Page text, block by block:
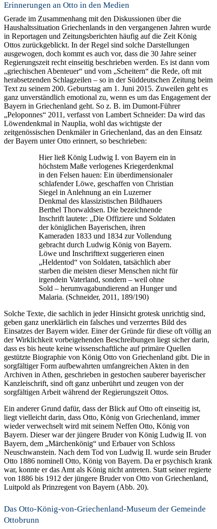
Erinnerungen an Otto in den Medien
Gerade im Zusammenhang mit den Diskussionen über die
Haushaltssituation Griechenlands in den vergangenen Jahren wurde
in Reportagen und Zeitungsberichten häufig auf die Zeit König
Ottos zurückgeblickt. In der Regel sind solche Darstellungen
ausgewogen, doch kommt es auch vor, dass die 30 Jahre seiner
Regierungszeit recht einseitig beschrieben werden. Es ist dann vom
„griechischen Abenteuer“ und vom „Scheitern“ die Rede, oft mit
herabsetzenden Schlagzeilen – so in der Süddeutschen Zeitung beim
Text zu seinem 200. Geburtstag am 1. Juni 2015. Zuweilen geht es
ganz unverständlich emotional zu, wenn es um das Engagement der
Bayern in Griechenland geht. So z. B. im Dumont-Führer
„Peloponnes“ 2011, verfasst von Lambert Schneider: Da wird das
Löwendenkmal in Nauplia, wohl das wichtigste der
zeitgenössischen Denkmäler in Griechenland, das an den Einsatz
der Bayern unter Otto erinnert, so beschrieben:
Hier ließ König Ludwig I. von Bayern ein in
höchstem Maße verlogenes Kriegerdenkmal
in den Felsen hauen: Ein überdimensionaler
schlafender Löwe, geschaffen von Christian
Siegel in Anlehnung an ein Luzerner
Denkmal des klassizistischen Bildhauers
Berthel Thorwaldsen. Die bezeichnende
Inschrift lautete: „Die Offiziere und Soldaten
der königlichen Bayerischen, ihren
Kameraden 1833 und 1834 zur Vollendung
gebracht durch Ludwig König von Bayern.
Löwe und Inschrifttext suggerieren einen
„Heldentod“ von Soldaten, tatsächlich aber
starben die meisten dieser Menschen nicht für
irgendein Vaterland, sondern – weil ohne
Sold – herumvagabundierend an Hunger und
Malaria. (Schneider, 2011, 189/190)
Solche Texte, die sachlich in jeder Hinsicht grotesk unrichtig sind,
geben ganz unerklärlich ein falsches und verzerrtes Bild des
Einsatzes der Bayern wider. Einer der Gründe für diese oft völlig an
der Wirklichkeit vorbeigehenden Beschreibungen liegt sicher darin,
dass es bis heute keine wissenschaftliche auf primäre Quellen
gestützte Biographie von König Otto von Griechenland gibt. Die in
sorgfältiger Form aufbewahrten umfangreichen Akten in den
Archiven in Athen, geschrieben in gestochen sauberer bayerischer
Kanzleischrift, sind oft ganz unberührt und zeugen von der
sorgfältigen Arbeit während der Regierungszeit Ottos.
Ein anderer Grund dafür, dass der Blick auf Otto oft einseitig ist,
liegt vielleicht darin, dass Otto, König von Griechenland, immer
wieder verwechselt wird mit seinem Neffen Otto, König von
Bayern. Dieser war der jüngere Bruder von König Ludwig II. von
Bayern, dem „Märchenkönig“ und Erbauer von Schloss
Neuschwanstein. Nach dem Tod von Ludwig II. wurde sein Bruder
Otto 1886 nominell Otto, König von Bayern. Da er psychisch krank
war, konnte er das Amt als König nicht antreten. Statt seiner regierte
von 1886 bis 1912 der jüngere Bruder von Otto von Griechenland,
Luitpold als Prinzregent von Bayern (Abb. 20).
Das Otto-König-von-Griechenland-Museum der Gemeinde
Ottobrunn